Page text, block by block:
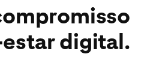
digital.